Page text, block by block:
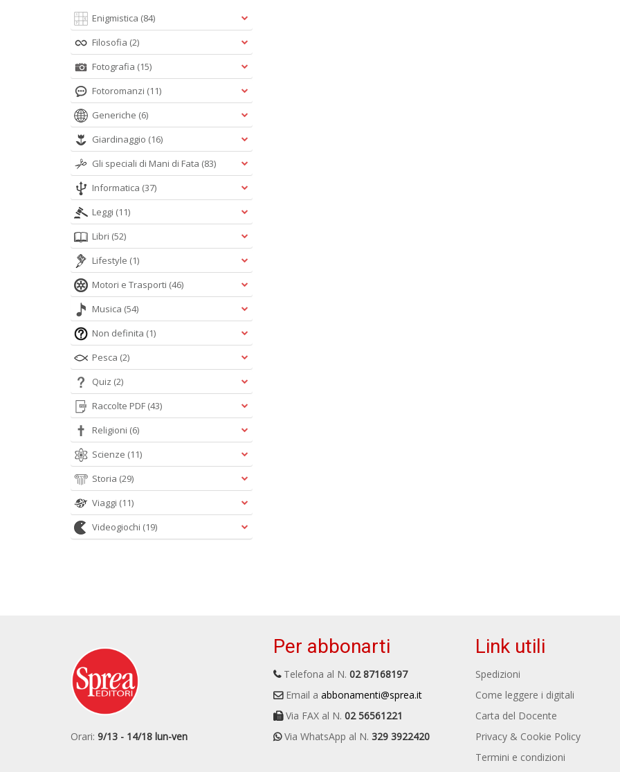
Enigmistica (84)
Filosofia (2)
Fotografia (15)
Fotoromanzi (11)
Generiche (6)
Giardinaggio (16)
Gli speciali di Mani di Fata (83)
Informatica (37)
Leggi (11)
Libri (52)
Lifestyle (1)
Motori e Trasporti (46)
Musica (54)
Non definita (1)
Pesca (2)
Quiz (2)
Raccolte PDF (43)
Religioni (6)
Scienze (11)
Storia (29)
Viaggi (11)
Videogiochi (19)
Orari: 9/13 - 14/18 lun-ven
Per abbonarti
Telefona al N. 02 87168197
Email a abbonamenti@sprea.it
Via FAX al N. 02 56561221
Via WhatsApp al N. 329 3922420
Link utili
Spedizioni
Come leggere i digitali
Carta del Docente
Privacy & Cookie Policy
Termini e condizioni